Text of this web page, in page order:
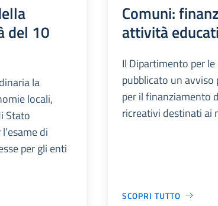
del 10
la
locali,
Stato
di
per gli enti
Comuni:
attività
Il Dipartimento per
pubblicato un
per il finanziamento
ricreativi destinati ai
SCOPRI TUTTO